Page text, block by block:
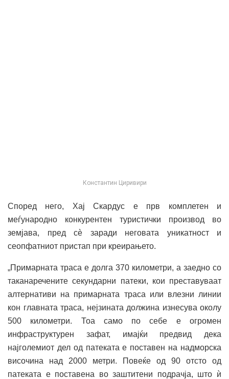
Константин Циривири
Според него, Хај Скардус е прв комплетен и
меѓународно конкурентен туристички производ во
земјава, пред сè заради неговата уникатност и
сеопфатниот пристап при креирањето.
„Примарната траса е долга 370 километри, а заедно со
таканаречените секундарни патеки, кои преставуваат
алтернативи на примарната траса или влезни линии
кон главната траса, нејзината должина изнесува околу
500 километри. Тоа само по себе е огромен
инфраструктурен зафат, имајќи предвид дека
најголемиот дел од патеката е поставен на надморска
височина над 2000 метри. Повеќе од 90 отсто од
патеката е поставена во заштитени подрачја, што ѝ